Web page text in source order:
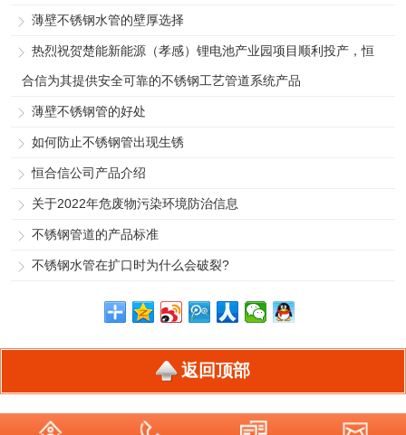
薄壁不锈钢水管的壁厚选择
热烈祝贺楚能新能源（孝感）锂电池产业园项目顺利投产，恒
合信为其提供安全可靠的不锈钢工艺管道系统产品
薄壁不锈钢管的好处
如何防止不锈钢管出现生锈
恒合信公司产品介绍
关于2022年危废物污染环境防治信息
不锈钢管道的产品标准
不锈钢水管在扩口时为什么会破裂?
返回顶部